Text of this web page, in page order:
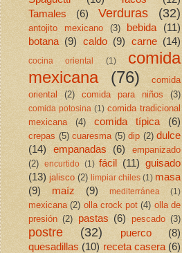
Tamales
(6) Verduras (32)
antojito mexicano (3) bebida
(11)
botana (9) caldo (9) carne (14)
cocina oriental (1)
comida
mexicana
(76)
comida
oriental
(2) comida para niños (3)
comida potosina (1) comida tradicional
mexicana
(4) comida típica (6)
crepas (5) cuaresma (5) dip (2) dulce
(14)
empanadas (6)
empanizado
(2)
encurtido (1) fácil (11) guisado
(13) jalisco (2) limpiar chiles (1) masa
(9)
maíz (9) mediterránea (1)
mexicana (2) olla crock pot (4) olla de
presión (2) pastas (6) pescado (3)
postre (32) puerco
(8)
quesadillas (10) receta casera (6)